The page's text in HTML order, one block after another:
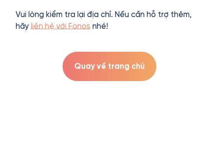
Vui lòng kiểm tra lại địa chỉ. Nếu cần hỗ trợ thêm,
hãy liên hệ với Fonos nhé!
Quay về trang chủ